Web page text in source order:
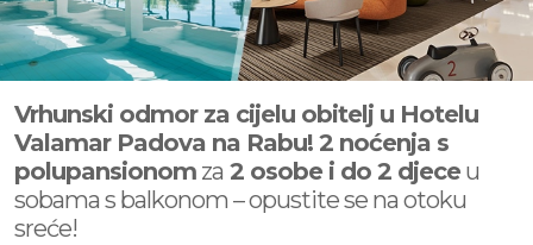
Vrhunski odmor za cijelu obitelj u Hotelu
Valamar Padova na Rabu! 2 noćenja s
polupansionom za 2 osobe i do 2 djece u
sobama s balkonom – opustite se na otoku
sreće!